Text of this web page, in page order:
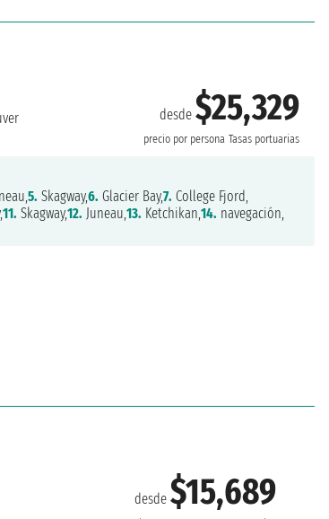
desde $25,329
precio por persona Tasas portuarias
5. Skagway,6. Glacier Bay,7. College Fjord,
11. Skagway,12. Juneau,13. Ketchikan,14. navegación,
desde$15,689